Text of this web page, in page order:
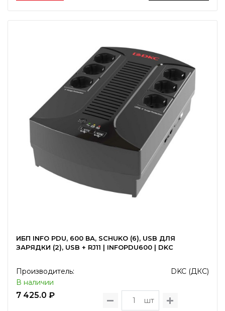
ИБП INFO PDU, 600 ВА, SCHUKO (6), USB ДЛЯ
ЗАРЯДКИ (2), USB + RJ11 | INFOPDU600 | DKC
Производитель:
DKC (ДКС)
В наличии
7 425.0 ₽
шт